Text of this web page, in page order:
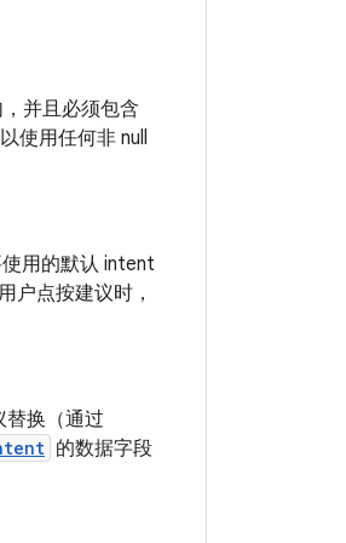
并且必须包含
使用任何非 null
用的默认 intent
户点按建议时，
替换（通过
的数据字段